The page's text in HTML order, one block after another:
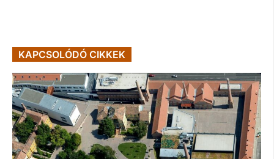
KAPCSOLÓDÓ CIKKEK